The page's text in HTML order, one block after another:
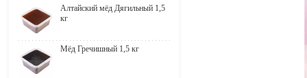
Алтайский мёд Дягильный 1,5
кг
Мёд Гречишный 1,5 кг